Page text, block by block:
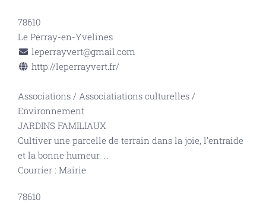
78610
Le Perray-en-Yvelines
leperrayvert@gmail.com
http://leperrayvert.fr/
Associations / Associatiations culturelles /
Environnement
JARDINS FAMILIAUX
Cultiver une parcelle de terrain dans la joie, l’entraide
et la bonne humeur. ...
Courrier : Mairie
78610